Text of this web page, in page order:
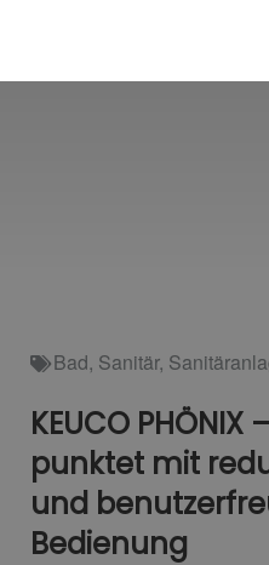
Bad, Sanitär,
KEUCO
punktet mit
und
Bedienung